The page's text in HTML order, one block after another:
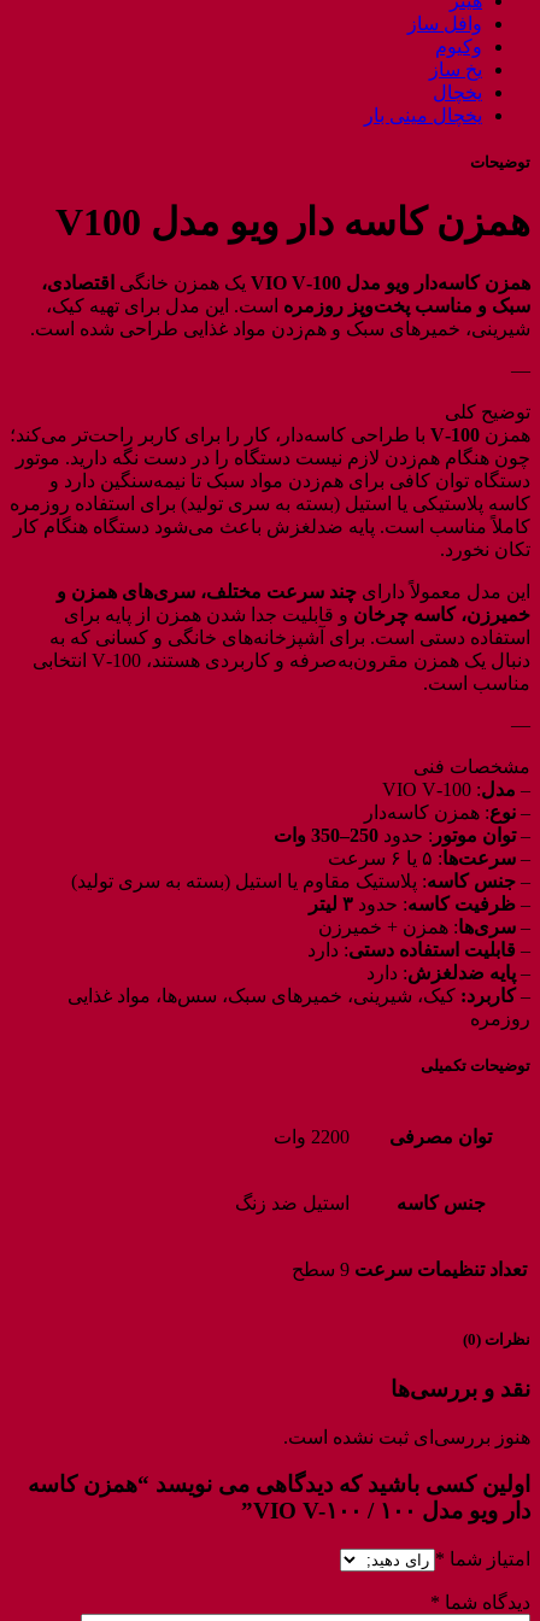
وافل ساز
وکیوم
یخ ساز
یخچال
یخچال مینی بار
توضیحات
همزن کاسه دار ویو مدل V100
همزن کاسه‌دار ویو مدل VIO V‑100 یک همزن خانگی اقتصادی،
سبک و مناسب پخت‌وپز روزمره است. این مدل برای تهیه کیک،
شیرینی، خمیرهای سبک و هم‌زدن مواد غذایی طراحی شده است.
—
توضیح کلی
همزن V‑100 با طراحی کاسه‌دار، کار را برای کاربر راحت‌تر می‌کند؛
چون هنگام هم‌زدن لازم نیست دستگاه را در دست نگه دارید. موتور
دستگاه توان کافی برای هم‌زدن مواد سبک تا نیمه‌سنگین دارد و
کاسه پلاستیکی یا استیل (بسته به سری تولید) برای استفاده روزمره
کاملاً مناسب است. پایه ضدلغزش باعث می‌شود دستگاه هنگام کار
تکان نخورد.
این مدل معمولاً دارای چند سرعت مختلف، سری‌های همزن و
خمیرزن، کاسه چرخان و قابلیت جدا شدن همزن از پایه برای
استفاده دستی است. برای آشپزخانه‌های خانگی و کسانی که به
دنبال یک همزن مقرون‌به‌صرفه و کاربردی هستند، V‑100 انتخابی
مناسب است.
—
مشخصات فنی
– مدل: VIO V‑100
– نوع: همزن کاسه‌دار
–توان موتور : حدود 250–350 وات
– سرعت‌ها: ۵ یا ۶ سرعت
– جنس کاسه: پلاستیک مقاوم یا استیل (بسته به سری تولید)
– ظرفیت کاسه: حدود ۳ لیتر
– سری‌ها: همزن + خمیرزن
– قابلیت استفاده دستی: دارد
– پایه ضدلغزش: دارد
–کاربرد: کیک، شیرینی، خمیرهای سبک، سس‌ها، مواد غذایی
روزمره
توضیحات تکمیلی
توان مصرفی 2200 وات
جنس کاسه استیل ضد زنگ
تعداد تنظیمات سرعت 9 سطح
نظرات (0)
نقد و بررسی‌ها
هنوز بررسی‌ای ثبت نشده است.
اولین کسی باشید که دیدگاهی می نویسد “همزن کاسه
دار ویو مدل ۱۰۰ / VIO V-۱۰۰”
امتیاز شما *
دیدگاه شما *